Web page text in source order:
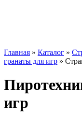
Главная » Каталог »
гранаты для игр »
игр